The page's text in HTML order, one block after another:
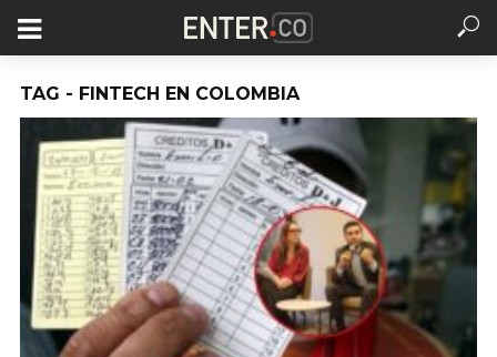
TAG - FINTECH EN COLOMBIA